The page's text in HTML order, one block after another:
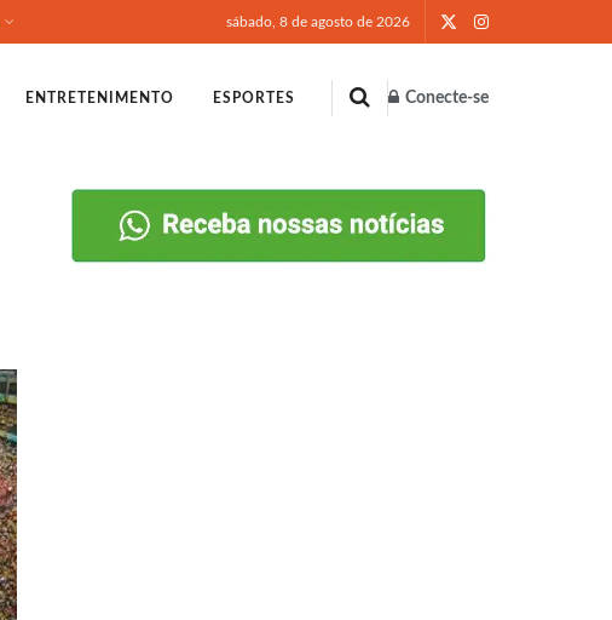
sábado, 8 de agosto de 2026
ENTRETENIMENTO ESPORTES Conecte-se